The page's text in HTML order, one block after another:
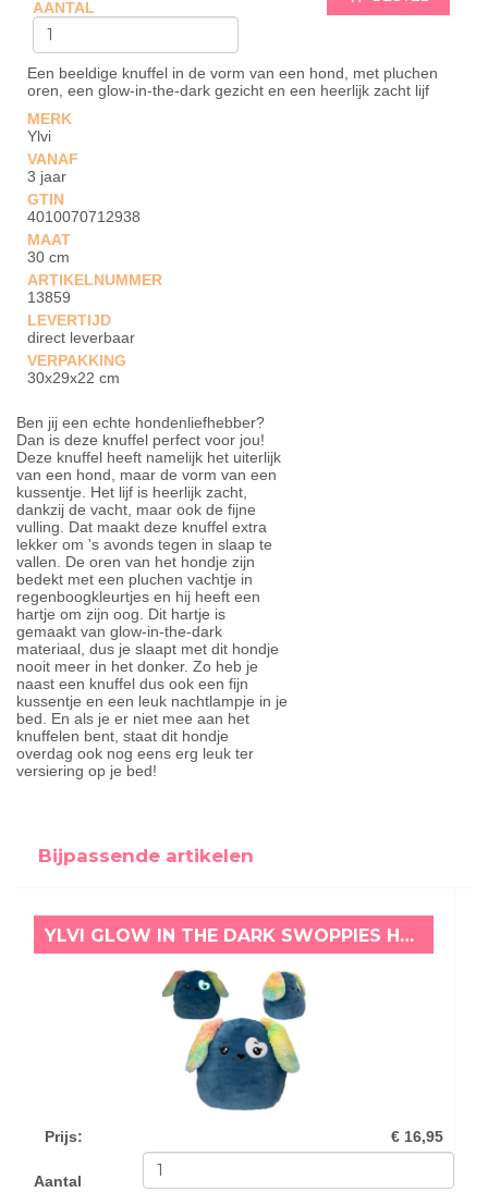
AANTAL
Een beeldige knuffel in de vorm van een hond, met pluchen
oren, een glow-in-the-dark gezicht en een heerlijk zacht lijf
MERK
Ylvi
VANAF
3 jaar
GTIN
4010070712938
MAAT
30 cm
ARTIKELNUMMER
13859
LEVERTIJD
direct leverbaar
VERPAKKING
30x29x22 cm
Ben jij een echte hondenliefhebber?
Dan is deze knuffel perfect voor jou!
Deze knuffel heeft namelijk het uiterlijk
van een hond, maar de vorm van een
kussentje. Het lijf is heerlijk zacht,
dankzij de vacht, maar ook de fijne
vulling. Dat maakt deze knuffel extra
lekker om 's avonds tegen in slaap te
vallen. De oren van het hondje zijn
bedekt met een pluchen vachtje in
regenboogkleurtjes en hij heeft een
hartje om zijn oog. Dit hartje is
gemaakt van glow-in-the-dark
materiaal, dus je slaapt met dit hondje
nooit meer in het donker. Zo heb je
naast een knuffel dus ook een fijn
kussentje en een leuk nachtlampje in je
bed. En als je er niet mee aan het
knuffelen bent, staat dit hondje
overdag ook nog eens erg leuk ter
versiering op je bed!
Bijpassende artikelen
YLVI GLOW IN THE DARK SWOPPIES HOND (20 CM)
Prijs: € 16,95
Aantal